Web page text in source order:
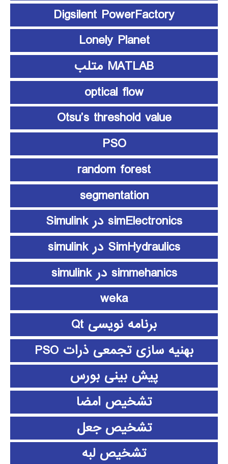
Digsilent PowerFactory
Lonely Planet
MATLAB متلب
optical flow
Otsu’s threshold value
PSO
random forest
segmentation
simElectronics در Simulink
SimHydraulics در simulink
simmehanics در simulink
weka
برنامه نویسی Qt
بهنیه سازی تجمعی ذرات PSO
پیش بینی بورس
تشخیص امضا
تشخیص جعل
تشخیص لبه